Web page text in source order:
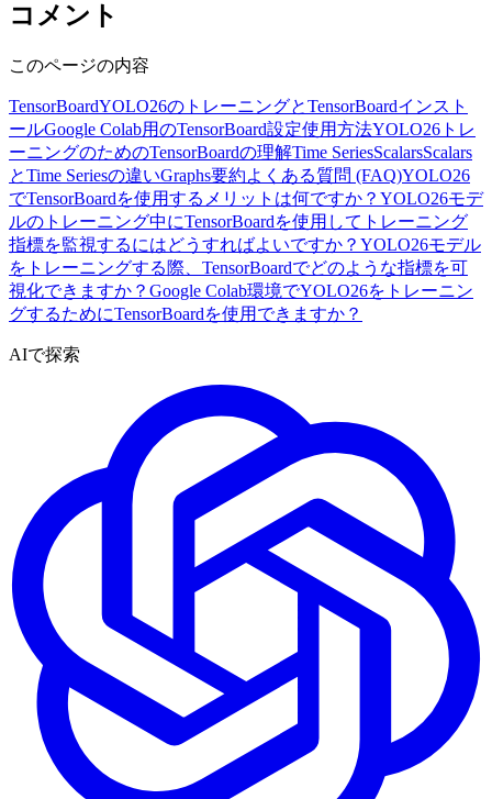
コメント
このページの内容
TensorBoardYOLO26のトレーニングとTensorBoardインスト
ールGoogle Colab用のTensorBoard設定使用方法YOLO26トレ
ーニングのためのTensorBoardの理解Time SeriesScalarsScalars
とTime Seriesの違いGraphs要約よくある質問 (FAQ)YOLO26
でTensorBoardを使用するメリットは何ですか？ YOLO26モデ
ルのトレーニング中にTensorBoardを使用してトレーニング
指標を監視するにはどうすればよいですか？ YOLO26モデル
をトレーニングする際、TensorBoardでどのような指標を可
視化できますか？ Google Colab環境でYOLO26をトレーニン
グするためにTensorBoardを使用できますか？
AIで探索